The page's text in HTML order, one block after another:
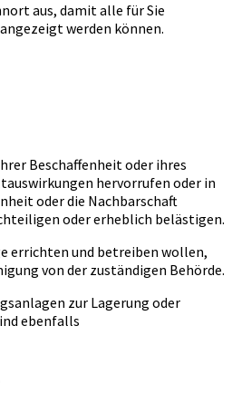
aus, damit alle für Sie
werden können.
Beschaffenheit oder ihres
hervorrufen oder in
oder die Nachbarschaft
oder erheblich belästigen.
errichten und betreiben wollen,
von der zuständigen Behörde.
zur Lagerung oder
ebenfalls